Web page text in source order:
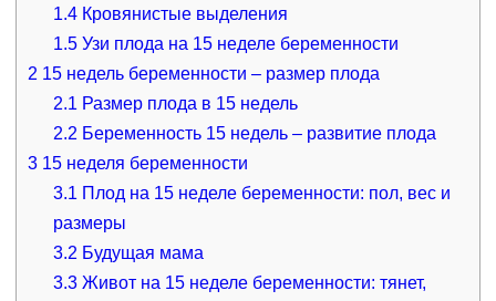
1.4 Кровянистые выделения
1.5 Узи плода на 15 неделе беременности
2 15 недель беременности – размер плода
2.1 Размер плода в 15 недель
2.2 Беременность 15 недель – развитие плода
315 неделя беременности
3.1 Плод на 15 неделе беременности: пол, вес и
размеры
3.2 Будущая мама
3.3 Живот на 15 неделе беременности: тянет,